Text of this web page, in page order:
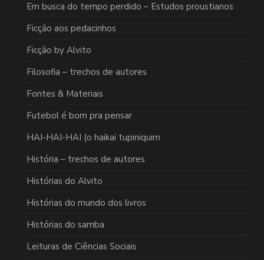
Em busca do tempo perdido – Estudos proustianos
Ficção aos pedacinhos
Ficção by Alvito
Filosofia – trechos de autores
Fontes & Materiais
Futebol é bom pra pensar
HAI-HAI-HAI (o haikai tupiniquim
História – trechos de autores
Histórias do Alvito
Histórias do mundo dos livros
Histórias do samba
Leituras de Ciências Sociais